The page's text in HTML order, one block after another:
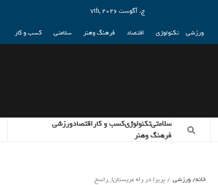
ج. آگوست 7th, 2026
ورزشی تکنولوژی اقتصاد فرهنگ وهنر سلامتی کسب و کار
سلامتیتکنولوژیکسب و کاراقتصادورزشی
فرهنگ وهنر
خانه ورزشی پریرا در راه عربستان!_راسخ